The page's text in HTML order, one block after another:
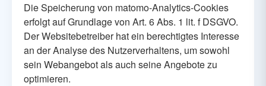
Die Speicherung von matomo-Analytics-Cookies
erfolgt auf Grundlage von Art. 6 Abs. 1 lit. f DSGVO.
Der Websitebetreiber hat ein berechtigtes Interesse
an der Analyse des Nutzerverhaltens, um sowohl
sein Webangebot als auch seine Angebote zu
optimieren.